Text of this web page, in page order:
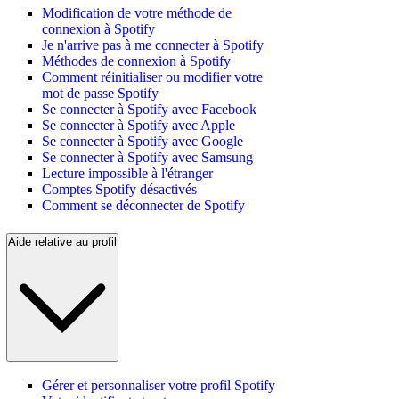
Modification de votre méthode de
connexion à Spotify
Je n'arrive pas à me connecter à Spotify
Méthodes de connexion à Spotify
Comment réinitialiser ou modifier votre
mot de passe Spotify
Se connecter à Spotify avec Facebook
Se connecter à Spotify avec Apple
Se connecter à Spotify avec Google
Se connecter à Spotify avec Samsung
Lecture impossible à l'étranger
Comptes Spotify désactivés
Comment se déconnecter de Spotify
Aide relative au profil
Gérer et personnaliser votre profil Spotify